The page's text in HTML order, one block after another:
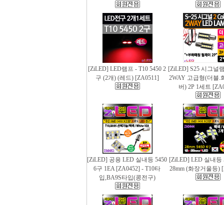
[ZiLED] LED램프 - T10 5450 2
구 (2개) (레드) [ZA0511]
[ZiLED] S25 시그널
2WAY 고급형(더블.
버) 2P 1세트
[ZiLED] 공용 LED 실내등 5450
6구 1EA [ZA0452] - T10타
입,BA9S타입(콩전구)
[ZiLED] LED 실내등
28mm (화장거울등)